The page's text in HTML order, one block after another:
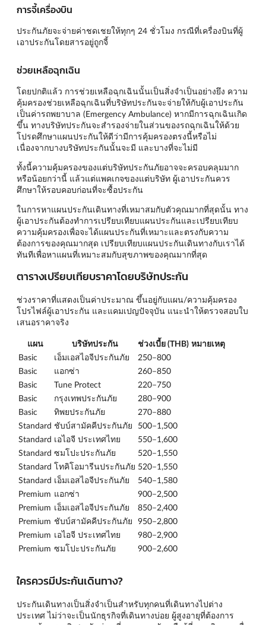
การจี้เครื่องบิน
ประกันภัยจะจ่ายค่าชดเชยให้ทุกๆ 24 ชั่วโมง กรณีที่เครื่องบินที่ผู้
เอาประกันโดยสารอยู่ถูกจี้
ช่วยเหลือฉุกเฉิน
โดยปกติแล้ว การช่วยเหลือฉุกเฉินนั้นเป็นสิ่งจำเป็นอย่างยึง ความ
คุ้มครองช่วยเหลือฉุกเฉินที่บริษัทประกันจะจ่ายให้กับผู้เอาประกัน
เป็นค่ารถพยาบาล (Emergency Ambulance) หากมีการฉุกเฉินเกิด
ขึ้น ทางบริษัทประกันจะสำรองจ่ายในส่วนของรถฉุกเฉินให้ด้วย
โปรดศึกษาแผนประกันให้ดีว่ามีการคุ้มครองตรงนี้หรือไม่
เนื่องจากบางบริษัทประกันนั้นจะมี และบางที่จะไม่มี
ทั้งนี้ความคุ้มครองของแต่บริษัทประกันภัยอาจจะครอบคลุมมาก
หรือน้อยกว่านี้ แล้วแต่แพคเกจของแต่บริษัท ผู้เอาประกันควร
ศึกษาให้รอบคอบก่อนที่จะซื้อประกัน
ในการหาแผนประกันเดินทางที่เหมาสมกับตัวคุณมากที่สุดนั้น ทาง
ผู้เอาประกันต้องทำการเปรียบเทียบแผนประกันและเปรียบเทียบ
ความคุ้มครองเพื่อจะได้แผนประกันที่เหมาะและตรงกับความ
ต้องการของคุณมากสุด เปรียบเทียบแผนประกันเดินทางกับเราได้
ทันทีเพื่อหาแผนที่เหมาะสมกับสุขภาพของคุณมากที่สุด
ตารางเปรียบเทียบราคาโดยบริษัทประกัน
ช่วงราคาที่แสดงเป็นค่าประมาณ ขึ้นอยู่กับแผน/ความคุ้มครอง
โปรไฟล์ผู้เอาประกัน และแคมเปญปัจจุบัน แนะนำให้ตรวจสอบใบ
เสนอราคาจริง
แผน บริษัทประกัน ช่วงเบี้ย (THB) หมายเหตุ
Basic
เอ็มเอสไอจีประกันภัย
250–800
Basic
แอกซ่า
260–850
Basic
Tune Protect
220–750
Basic
กรุงเทพประกันภัย
280–900
Basic
ทิพยประกันภัย
270–880
Standard ชับบ์สามัคคีประกันภัย
500–1,500
Standard เอไอจี ประเทศไทย
550–1,600
Standard ซมโปะประกันภัย
520–1,550
Standard โทคิโอมารีนประกันภัย 520–1,550
Standard เอ็มเอสไอจีประกันภัย
540–1,580
Premium แอกซ่า
900–2,500
Premium เอ็มเอสไอจีประกันภัย
850–2,400
Premium ชับบ์สามัคคีประกันภัย 950–2,800
Premium เอไอจี ประเทศไทย
980–2,900
Premium ซมโปะประกันภัย 900–2,600
ใครควรมีประกันเดินทาง?
ประกันเดินทางเป็นสิ่งจำเป็นสำหรับทุกคนที่เดินทางไปต่าง
ประเทศ ไม่ว่าจะเป็นนักธุรกิจที่เดินทางบ่อย ผู้สูงอายุที่ต้องการ